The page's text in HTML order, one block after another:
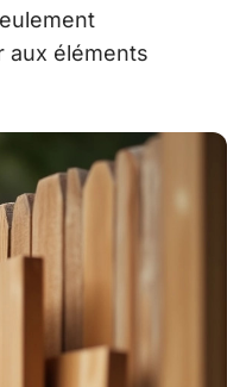
aux éléments